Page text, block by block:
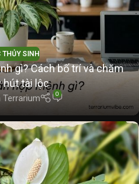
THỦY SINH
gì? Cách bố trí và chăm
hút tài lộc
Terrarium 0